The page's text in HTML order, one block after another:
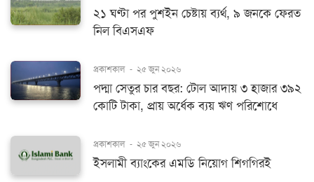
২১ ঘণ্টা পর পুশইন চেষ্টায় ব্যর্থ, ৯ জনকে ফেরত
নিল বিএসএফ
প্রকাশকাল - ২৫ জুন ২০২৬
পদ্মা সেতুর চার বছর: টোল আদায় ৩ হাজার ৩৯২
কোটি টাকা, প্রায় অর্ধেক ব্যয় ঋণ পরিশোধে
প্রকাশকাল - ২৫ জুন ২০২৬
ইসলামী ব্যাংকের এমডি নিয়োগ শিগগিরই